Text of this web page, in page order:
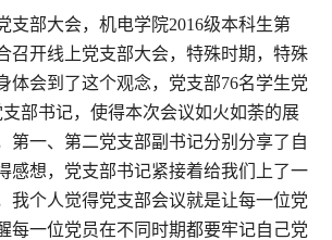
支部大会，机电学院2016级本科生第
召开线上党支部大会，特殊时期，特殊
体会到了这个观念，党支部76名学生党
部书记，使得本次会议如火如荼的展
第一、第二党支部副书记分别分享了自
感想，党支部书记紧接着给我们上了一
我个人觉得党支部会议就是让每一位党
每一位党员在不同时期都要牢记自己党